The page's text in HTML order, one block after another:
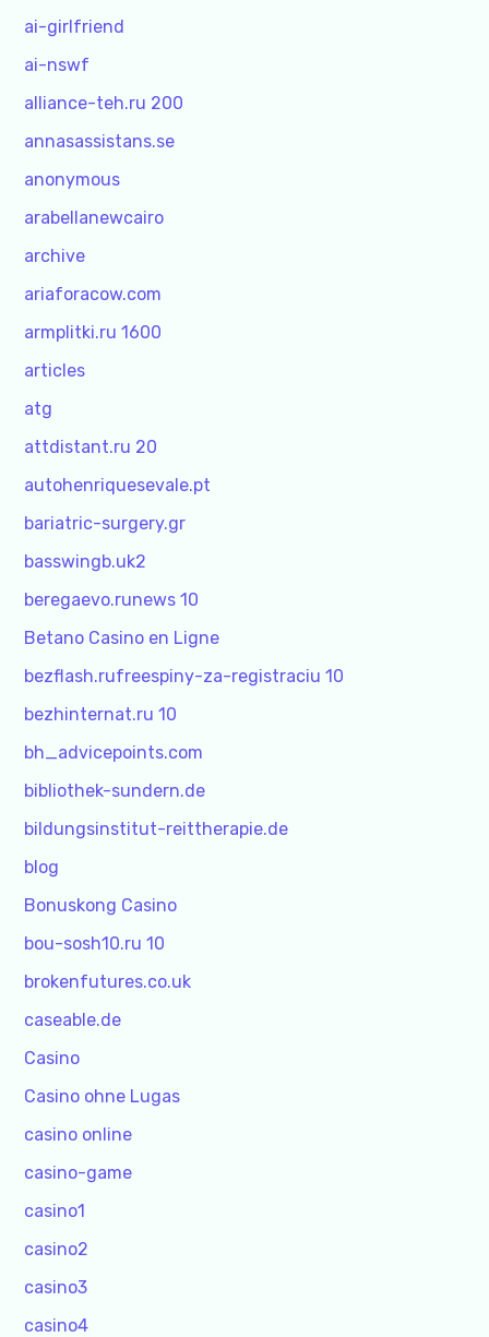
ai-girlfriend
ai-nswf
alliance-teh.ru 200
annasassistans.se
anonymous
arabellanewcairo
archive
ariaforacow.com
armplitki.ru 1600
articles
atg
attdistant.ru 20
autohenriquesevale.pt
bariatric-surgery.gr
basswingb.uk2
beregaevo.runews 10
Betano Casino en Ligne
bezflash.rufreespiny-za-registraciu 10
bezhinternat.ru 10
bh_advicepoints.com
bibliothek-sundern.de
bildungsinstitut-reittherapie.de
blog
Bonuskong Casino
bou-sosh10.ru 10
brokenfutures.co.uk
caseable.de
Casino
Casino ohne Lugas
casino online
casino-game
casino1
casino2
casino3
casino4